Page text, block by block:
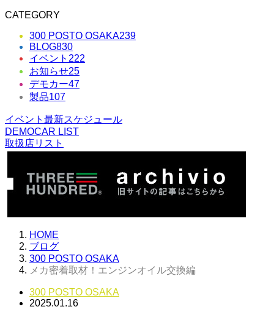
CATEGORY
300 POSTO OSAKA239
BLOG830
イベント 222
お知らせ25
デモカー47
製品107
イベント最新スケジュール
DEMOCAR LIST
取扱店リスト
HOME
ブログ
300 POSTO OSAKA
メカ密着取材！エンジンオイル交換編
300 POSTO OSAKA
2025.01.16